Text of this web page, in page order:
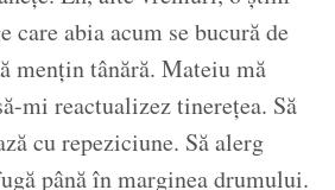
abia acum se bucură de
mențin tânără. Mateiu mă
mi reactualizez tinerețea. Să
cu repeziciune. Să alerg
până în marginea drumului.